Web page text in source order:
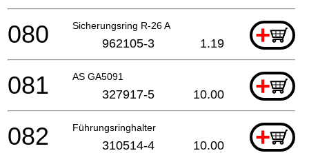
Sicherungsring R-26 A +
080 962105-3 1.19
AS GA5091 +
081 327917-5 10.00
Führungsringhalter +
082 310514-4 10.00